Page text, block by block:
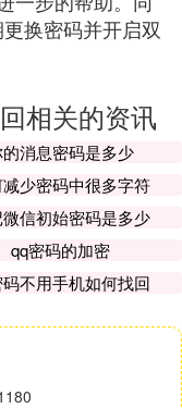
换密码并开启双
相关的资讯
消息密码是多少
少密码中很多字符
信初始密码是多少
qq密码的加密
不用手机如何找回